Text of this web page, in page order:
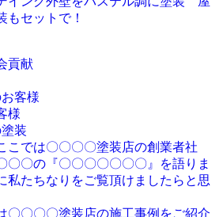
もセットで！
貢献
客様
様
装
こでは〇〇〇〇塗装店の創業者社
〇〇の『〇〇〇〇〇〇〇』を語りま
私たちなりをご覧頂けましたらと思
〇〇〇〇塗装店の施工事例をご紹介